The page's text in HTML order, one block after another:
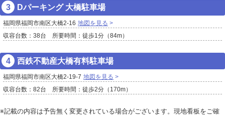
Dパーキング 大橋駐車場
福岡県福岡市南区大橋2-16 地図を見る
収容台数：38台 所要時間：徒歩1分（84m）
西鉄不動産大橋有料駐車場
福岡県福岡市南区大橋2-19-7 地図を見る
収容台数：82台 所要時間：徒歩2分（170m）
※記載の内容は予告無く変更されている場合がございます。現地看板をご確